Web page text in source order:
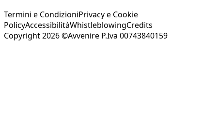
Termini e CondizioniPrivacy e Cookie
PolicyAccessibilitàWhistleblowingCredits
Copyright 2026 ©Avvenire P.Iva 00743840159